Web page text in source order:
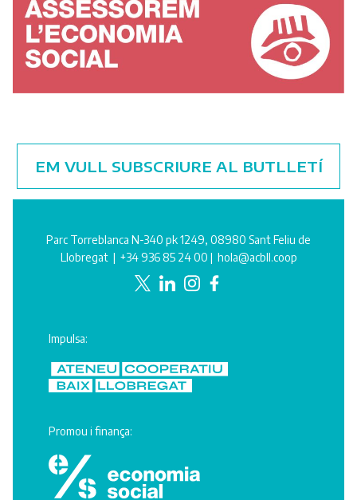
EM VULL SUBSCRIURE AL BUTLLETÍ
Parc Torreblanca N-340 pk 1249, 08980 Sant Feliu de
Llobregat | +34 936 85 24 00 | hola@acbll.coop
Impulsa:
Promou i finança: